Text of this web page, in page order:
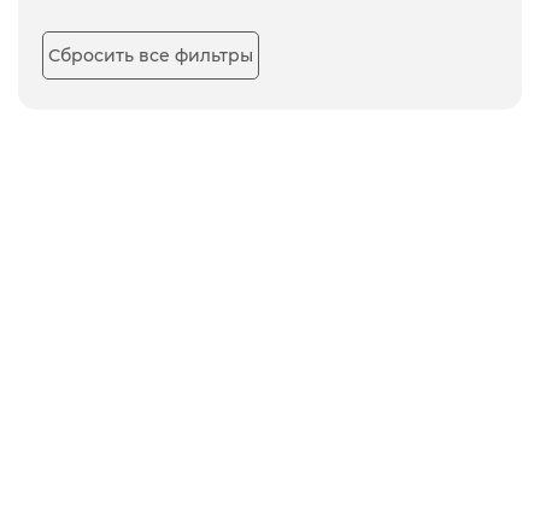
Сбросить все фильтры